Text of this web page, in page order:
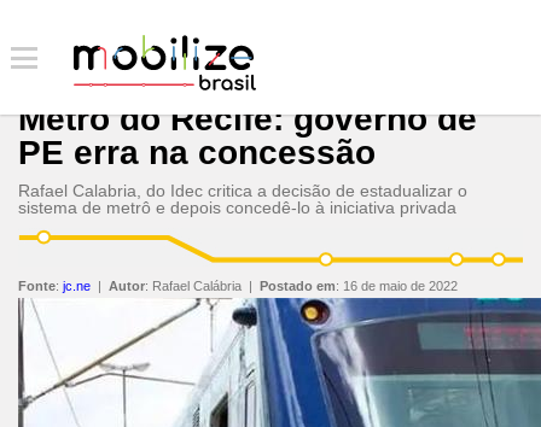
Metrô do Recife: governo de
PE erra na concessão
Rafael Calabria, do Idec critica a decisão de estadualizar o
sistema de metrô e depois concedê-lo à iniciativa privada
Fonte: jc.ne | Autor: Rafael Calábria | Postado em: 16 de maio de 2022